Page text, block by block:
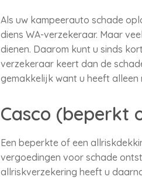
Als uw kampeerauto schade
diens WA-verzekeraar. Maar
dienen. Daarom kunt u sinds
verzekeraar keert dan de
gemakkelijk want u heeft alleen
Casco (beperkt
Een beperkte of een
vergoedingen voor schade
allriskverzekering heeft u